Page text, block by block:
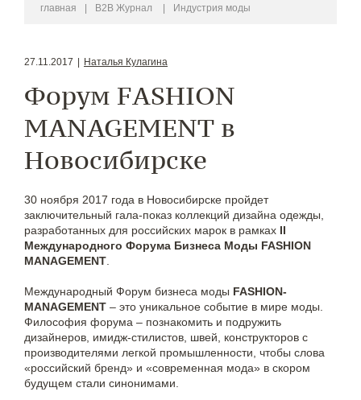
главная B2B Журнал Индустрия моды
27.11.2017 Наталья Кулагина
Форум FASHION
MANAGEMENT в
Новосибирске
30 ноября 2017 года в Новосибирске пройдет
заключительный гала-показ коллекций дизайна одежды,
разработанных для российских марок в рамках II
Международного Форума Бизнеса Моды FASHION
MANAGEMENT
Международный Форум бизнеса моды FASHION-
MANAGEMENT – это уникальное событие в мире моды.
Философия форума – познакомить и подружить
дизайнеров, имидж-стилистов, швей, конструкторов с
производителями легкой промышленности, чтобы слова
«российский бренд» и «современная мода» в скором
будущем стали синонимами.